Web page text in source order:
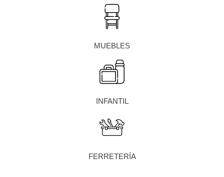
MUEBLES
INFANTIL
FERRETERÍA